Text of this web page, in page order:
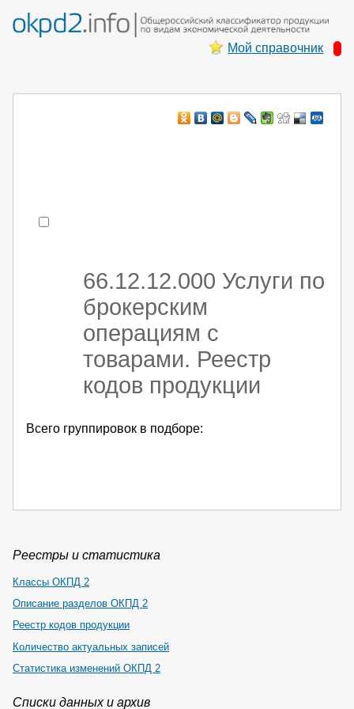
Мой справочник
66.12.12.000 Услуги по
брокерским
операциям с
товарами. Реестр
кодов продукции
Всего группировок в подборе:
Реестры и статистика
Классы ОКПД 2
Описание разделов ОКПД 2
Реестр кодов продукции
Количество актуальных записей
Статистика изменений ОКПД 2
Списки данных и архив